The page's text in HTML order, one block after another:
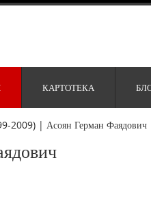
КАРТОТЕКА
2009) | Асоян Герман Фаядович